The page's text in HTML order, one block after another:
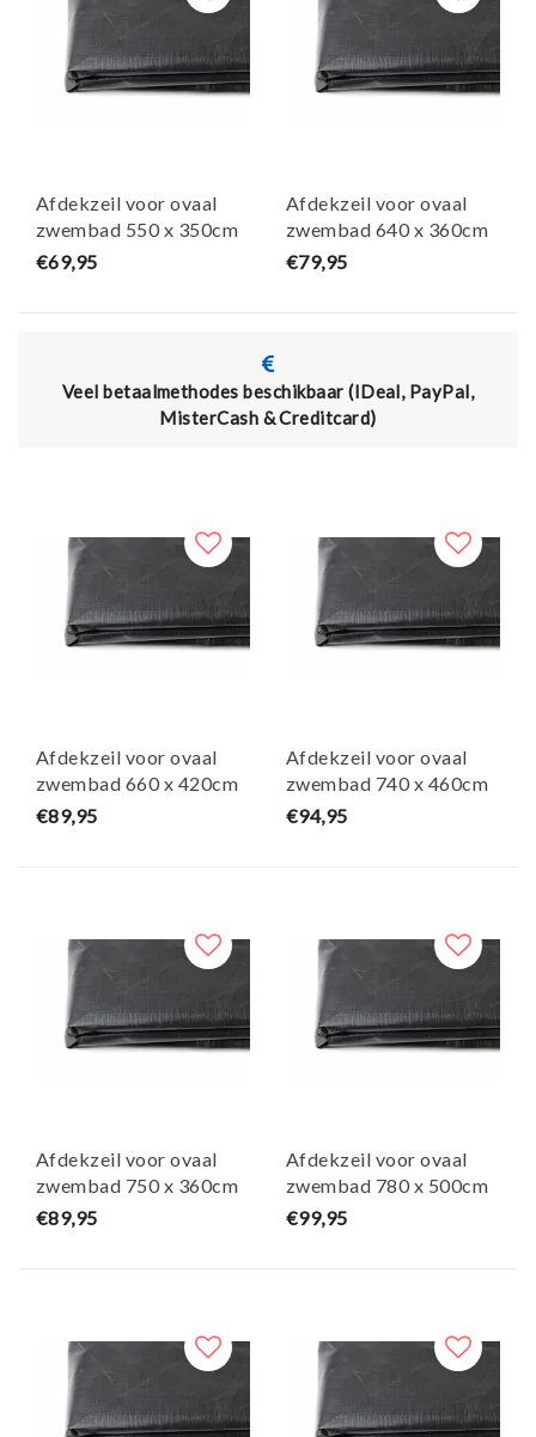
Afdekzeil voor ovaal
zwembad 550 x 350cm
(zeilmaat 610 x 410)
€69,95
Afdekzeil voor ovaal
zwembad 640 x 360cm
(zeilmaat 700 x 420)
€79,95
beschikbaar (IDeal, PayPal,
& Creditcard)
Actie: 15%
Afdekzeil voor ovaal
zwembad 660 x 420cm
(zeilmaat 720 x 480)
€89,95
Afdekzeil voor ovaal
zwembad 740 x 460cm
(zeilmaat 800 x 520)
€94,95
Afdekzeil voor ovaal
zwembad 750 x 360cm
(zeilmaat 810 x 420)
€89,95
Afdekzeil voor ovaal
zwembad 780 x 500cm
(zeilmaat 840 x 560)
€99,95